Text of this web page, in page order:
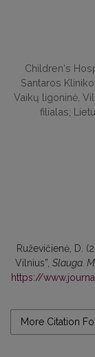
Children‘s
Santaros
Vaikų ligoninė,
filialas;
Ruževičienė, D.
Vilnius”, Slauga.
https://
More Citation